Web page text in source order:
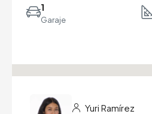
1
Garaje
Yuri Ramírez